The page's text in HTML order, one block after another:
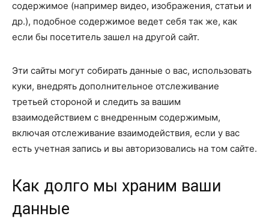
содержимое (например видео, изображения, статьи и
др.), подобное содержимое ведет себя так же, как
если бы посетитель зашел на другой сайт.
Эти сайты могут собирать данные о вас, использовать
куки, внедрять дополнительное отслеживание
третьей стороной и следить за вашим
взаимодействием с внедренным содержимым,
включая отслеживание взаимодействия, если у вас
есть учетная запись и вы авторизовались на том сайте.
Как долго мы храним ваши
данные